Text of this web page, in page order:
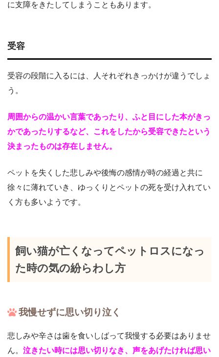
に支障をきたしてしまうこともあります。
受容
受容の段階に入るには、人それぞれきっかけが違うでしょ
う。
周囲からの温かい言葉であったり、ふと目にした本がきっ
かであったりするなど、これをしたから受容できたという
決まったものは存在しません。
ペットを失くした悲しみや後悔の感情が時の経過と共に
徐々に薄れていき、ゆっくりとペットの死を受け入れてい
く方も多いようです。
飼い猫が亡くなってペットロスになっ
た時の気の紛らわし方
我慢せずに思い切り泣く
悲しみや辛さは歯を食いしばって我慢する必要はありませ
ん。 泣きたい時には思い切りなき、声をあげたければ思い